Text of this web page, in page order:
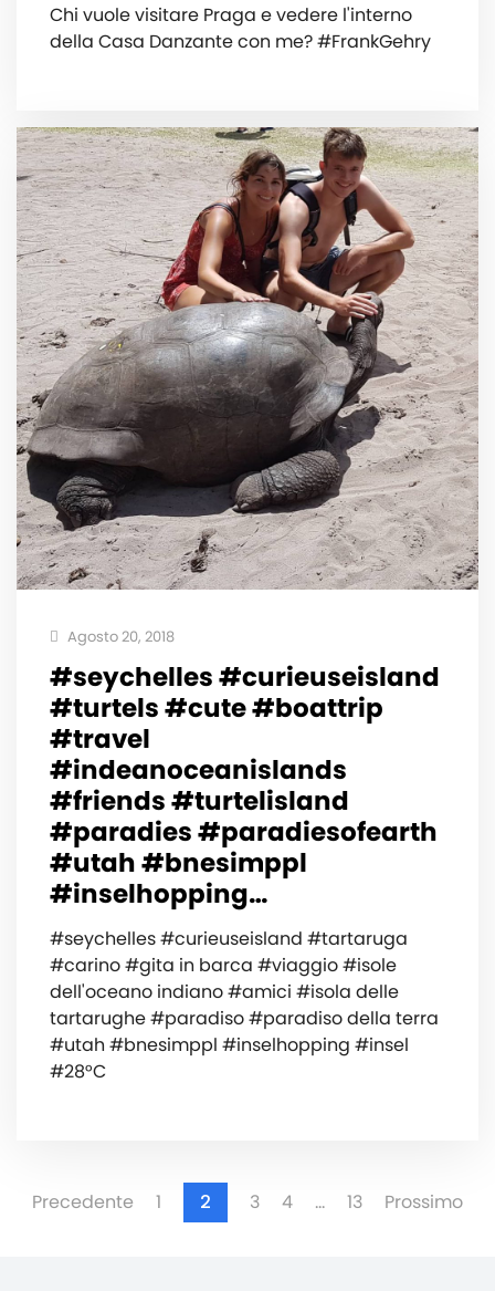
Chi vuole visitare Praga e vedere l'interno
della Casa Danzante con me? #FrankGehry
Agosto 20, 2018
#seychelles #curieuseisland
#turtels #cute #boattrip
#travel
#indeanoceanislands
#friends #turtelisland
#paradies #paradiesofearth
#utah #bnesimppl
#inselhopping…
#seychelles #curieuseisland #tartaruga
#carino #gita in barca #viaggio #isole
dell'oceano indiano #amici #isola delle
tartarughe #paradiso #paradiso della terra
#utah #bnesimppl #inselhopping #insel
#28°C
Precedente 1 2 3 4 … 13 Prossimo